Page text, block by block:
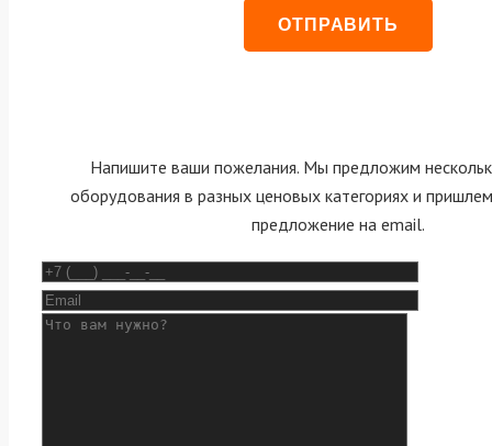
Напишите ваши пожелания. Мы предложим
оборудования в разных ценовых категориях и
предложение на email.